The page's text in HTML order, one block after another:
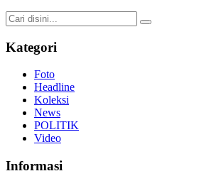
Kategori
Foto
Headline
Koleksi
News
POLITIK
Video
Informasi